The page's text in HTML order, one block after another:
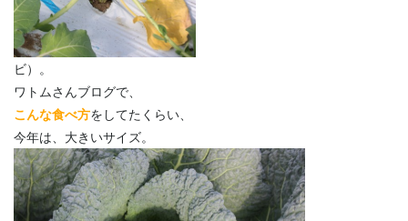
ビ）。
ワトムさんブログで、
こんな食べ方をしてたくらい、
今年は、大きいサイズ。